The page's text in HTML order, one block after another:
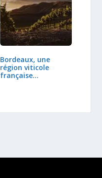
Bordeaux, une
région viticole
française